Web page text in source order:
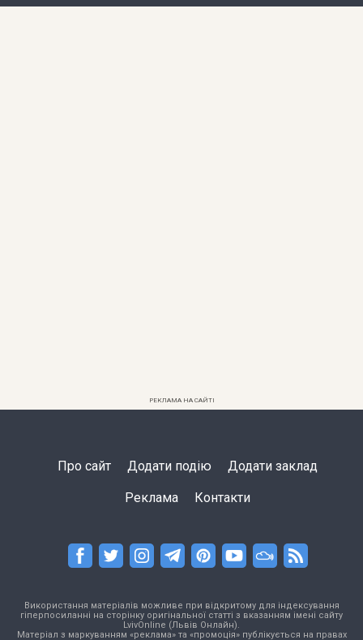
РЕКЛАМА НА САЙТІ
Про сайт Додати подію Додати заклад
Реклама Контакти
Використання матеріалів можливе при відкритому для індексування
гіперпосиланні на сторінку оригінальної статті з вказанням імені сайту
LvivOnline (Львів Онлайн).
Матеріал з маркуванням «реклама» та «промоція» публікується на правах